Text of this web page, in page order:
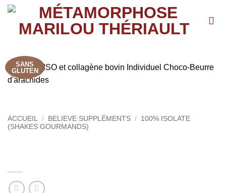
Passer
contenu
SANS
GLUTEN
ACCUEIL / BELIEVE SUPPLÉMENTS / 100% ISOLATE
(SHAKES GOURMANDS)